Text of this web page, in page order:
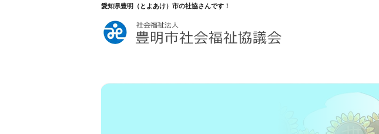
愛知県豊明（とよあけ）市の社協さんです！